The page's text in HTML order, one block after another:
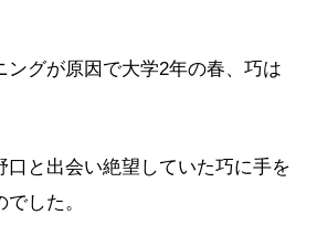
グが原因で大学2年の春、巧は
口と出会い絶望していた巧に手を
した。